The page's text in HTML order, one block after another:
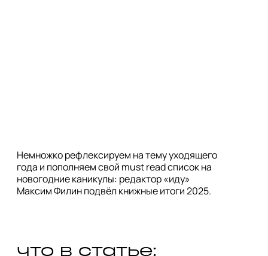
Немножко рефлексируем на тему уходящего
года и пополняем свой must read список на
новогодние каникулы: редактор «иду»
Максим Филин подвёл книжные итоги 2025.
что в статье: